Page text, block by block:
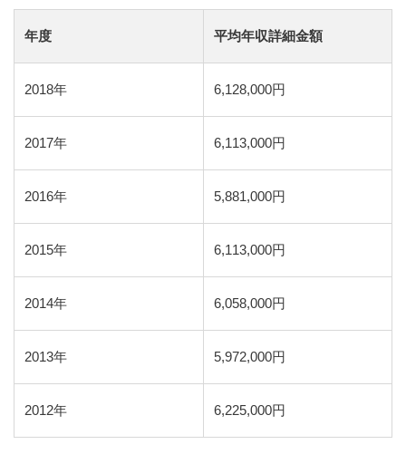
年度 平均年収詳細金額
2018年 6,128,000円
2017年 6,113,000円
2016年 5,881,000円
2015年 6,113,000円
2014年 6,058,000円
2013年 5,972,000円
2012年 6,225,000円